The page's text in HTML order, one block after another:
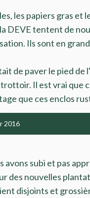
les papiers gras et
DEVE tentent de
Ils sont en
de paver le pied
Il est vrai que
que ces enclos
2016
avons subi et pas
des nouvelles
disjoints et